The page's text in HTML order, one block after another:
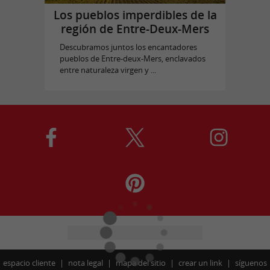
Los pueblos imperdibles de la
región de Entre-Deux-Mers
Descubramos juntos los encantadores
pueblos de Entre-deux-Mers, enclavados
entre naturaleza virgen y ...
espacio cliente nota legal mapa del sitio crear un link síguenos